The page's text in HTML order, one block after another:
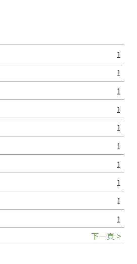
1
1
1
1
1
1
1
1
1
1
下一頁 >